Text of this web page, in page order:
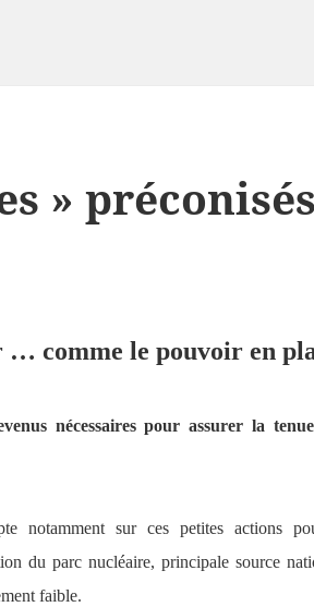
»
… comme le pouvoir en
nécessaires pour assurer la
notamment sur ces petites actions
du parc nucléaire, principale source
faible.